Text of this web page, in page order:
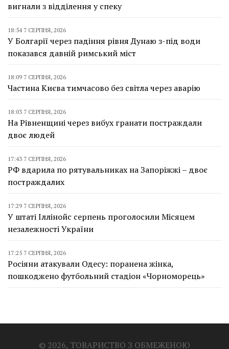
вигнали з відділення у спеку
18:54 7 СЕРПНЯ, 2026
У Болгарії через падіння рівня Дунаю з-під води
показався давній римський міст
18:09 7 СЕРПНЯ, 2026
Частина Києва тимчасово без світла через аварію
18:03 7 СЕРПНЯ, 2026
На Рівненщині через вибух гранати постраждали
двоє людей
17:43 7 СЕРПНЯ, 2026
РФ вдарила по рятувальниках на Запоріжжі – двоє
постраждалих
17:29 7 СЕРПНЯ, 2026
У штаті Іллінойс серпень проголосили Місяцем
незалежності України
17:25 7 СЕРПНЯ, 2026
Росіяни атакували Одесу: поранена жінка,
пошкоджено футбольний стадіон «Чорноморець»
© 2026, ТОВАРИСТВО З ОБМЕЖЕНОЮ